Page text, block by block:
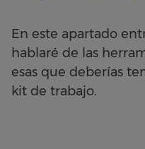
En este apartado
hablaré de las
esas que deberías
kit de trabajo.